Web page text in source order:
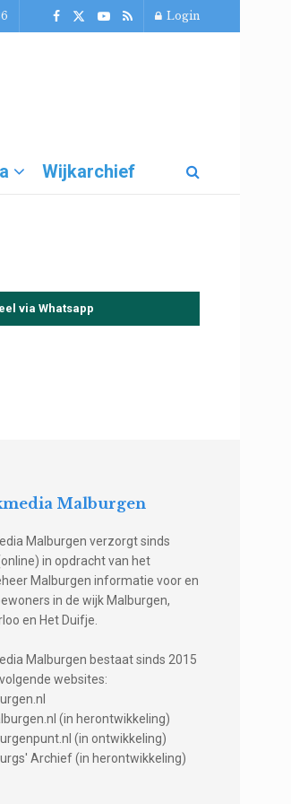
Login
Wijkarchief
via Whatsapp
Malburgen
Malburgen verzorgt sinds
in opdracht van het
Malburgen informatie voor en
in de wijk Malburgen,
en Het Duifje.
Malburgen bestaat sinds 2015
websites:
(in herontwikkeling)
(in ontwikkeling)
Archief (in herontwikkeling)